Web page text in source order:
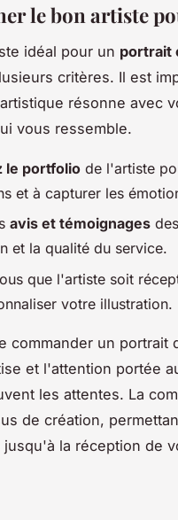
le bon artiste
idéal pour un portrait
critères. Il est
résonne avec
vous ressemble.
le portfolio de l'artiste
et à capturer les
avis et témoignages
et la qualité du service.
que l'artiste soit
votre illustration.
commander un
et l'attention portée
les attentes. La
de création,
jusqu'à la réception de